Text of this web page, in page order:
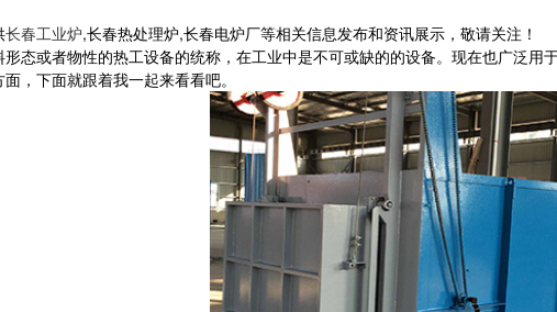
长春工业炉,长春热处理炉,长春电炉厂等相关信息发布和资讯展示，敬请关注！
态或者物性的热工设备的统称，在工业中是不可或缺的的设备。现在也广泛
，下面就跟着我一起来看看吧。